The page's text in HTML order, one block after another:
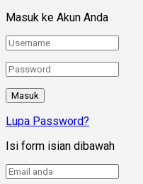
Masuk ke Akun Anda
Lupa Password?
Isi form isian dibawah